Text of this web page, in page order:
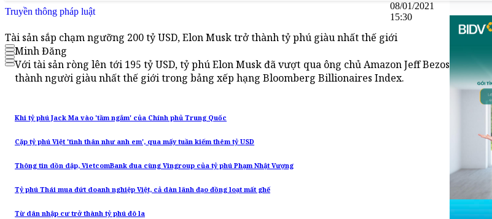
Truyền thông pháp luật
08/01/2021
15:30
Tài sản sắp chạm ngưỡng 200 tỷ USD, Elon Musk trở thành tỷ phú giàu nhất thế giới
Minh Đăng
Với tài sản ròng lên tới 195 tỷ USD, tỷ phú Elon Musk đã vượt qua ông chủ Amazon Jeff Bezos
thành người giàu nhất thế giới trong bảng xếp hạng Bloomberg Billionaires Index.
Khi tỷ phú Jack Ma vào 'tầm ngắm' của Chính phủ Trung Quốc
Cặp tỷ phú Việt 'tình thân như anh em', qua mấy tuần kiếm thêm tỷ USD
Thông tin dồn dập, VietcomBank đua cùng Vingroup của tỷ phú Phạm Nhật Vượng
Tỷ phú Thái mua đứt doanh nghiệp Việt, cả dàn lãnh đạo đồng loạt mất ghế
Từ dân nhập cư trở thành tỷ phú đô la